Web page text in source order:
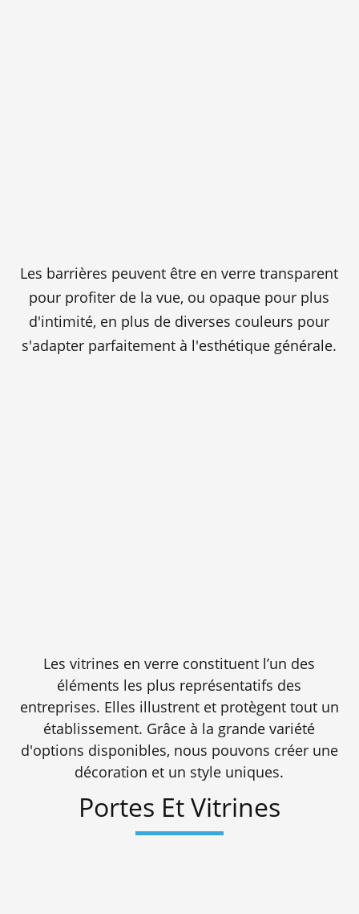
Les barrières peuvent être en verre transparent
pour profiter de la vue, ou opaque pour plus
d'intimité, en plus de diverses couleurs pour
s'adapter parfaitement à l'esthétique générale.
Les vitrines en verre constituent l’un des
éléments les plus représentatifs des
entreprises. Elles illustrent et protègent tout un
établissement. Grâce à la grande variété
d'options disponibles, nous pouvons créer une
décoration et un style uniques.
Portes Et Vitrines